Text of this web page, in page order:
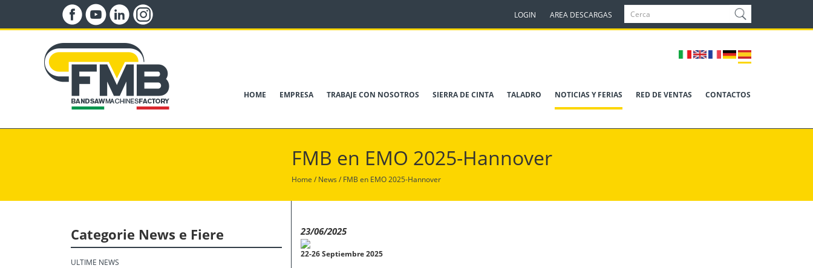
LOGIN AREA DESCARGAS
HOME EMPRESA TRABAJE CON NOSOTROS SIERRA DE CINTA TALADRO NOTICIAS Y FERIAS RED DE VENTAS CONTACTOS
FMB en EMO 2025-Hannover
Home / News / FMB en EMO 2025-Hannover
Categorie News e Fiere
ULTIME NEWS
23/06/2025
22-26 Septiembre 2025